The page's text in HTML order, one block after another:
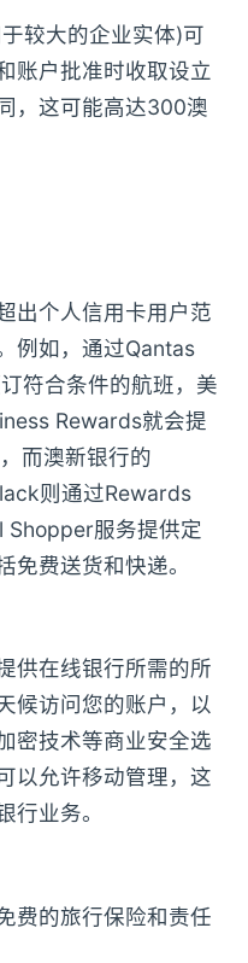
较大的企业实体)可
账户批准时收取设立
，这可能高达300澳
出个人信用卡用户范
例如，通过Qantas
符合条件的航班，美
Rewards就会提
而澳新银行的
则通过Rewards
Shopper服务提供定
免费送货和快递。
供在线银行所需的所
候访问您的账户，以
密技术等商业安全选
以允许移动管理，这
行业务。
费的旅行保险和责任